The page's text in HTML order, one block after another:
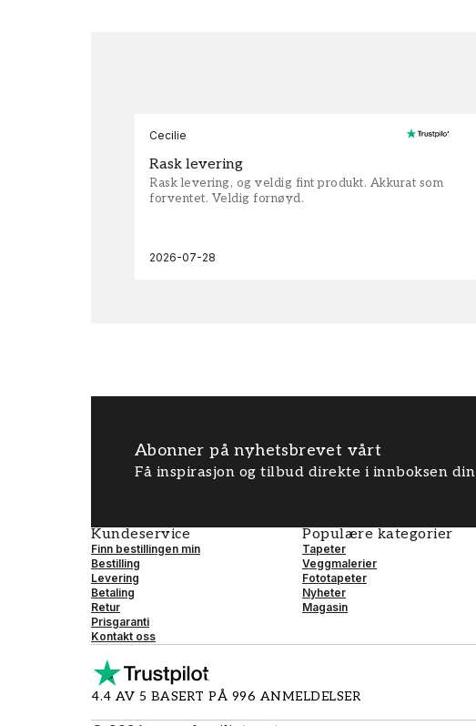
Cecilie
Rask levering
Rask levering, og veldig fint produkt. Akkurat som
forventet. Veldig fornøyd.
2026-07-28
Abonner på nyhetsbrevet vårt
Få inspirasjon og tilbud direkte i innboksen din
Kundeservice
Finn bestillingen min
Bestilling
Levering
Betaling
Retur
Prisgaranti
Kontakt oss
Populære kategorier
Tapeter
Veggmalerier
Fototapeter
Nyheter
Magasin
4.4 AV 5 BASERT PÅ 996 ANMELDELSER